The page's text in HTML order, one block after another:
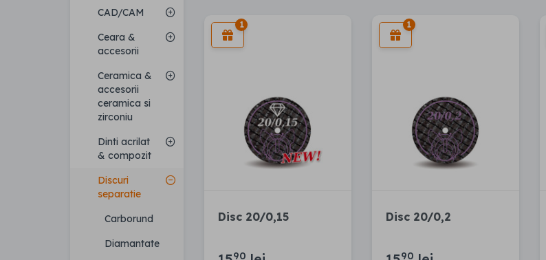
CAD/CAM
Ceara &
accesorii
Ceramica &
accesorii
ceramica si
zirconiu
Dinti acrilat
& compozit
Discuri
separatie
Carborund
Diamantate
1
Disc 20/0,15
90
1
Disc 20/0,2
90